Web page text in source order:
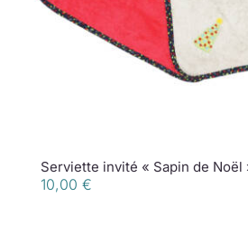
Serviette invité « Sapin de Noël
10,00 €